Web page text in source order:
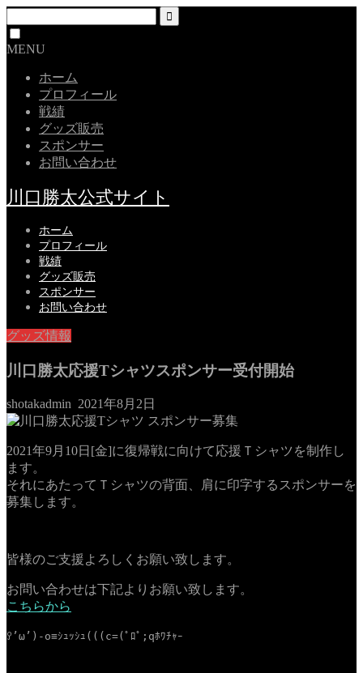
MENU
ホーム
プロフィール
戦績
グッズ販売
スポンサー
お問い合わせ
川口勝太公式サイト
ホーム
プロフィール
戦績
グッズ販売
スポンサー
お問い合わせ
グッズ情報
川口勝太応援Tシャツスポンサー受付開始
shotakadmin 2021年8月2日
2021年9月10日[金]に復帰戦に向けて応援Ｔシャツを制作し
ます。
それにあたってＴシャツの背面、肩に印字するスポンサーを
募集します。
皆様のご支援よろしくお願い致します。
お問い合わせは下記よりお願い致します。
こちらから
ꎤ’ω’)-o≡ｼｭｯｼｭ(((c=(ﾟﾛﾟ;qﾎﾜﾁｬｰ